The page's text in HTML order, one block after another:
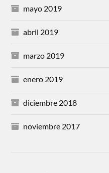
mayo 2019
abril 2019
marzo 2019
enero 2019
diciembre 2018
noviembre 2017